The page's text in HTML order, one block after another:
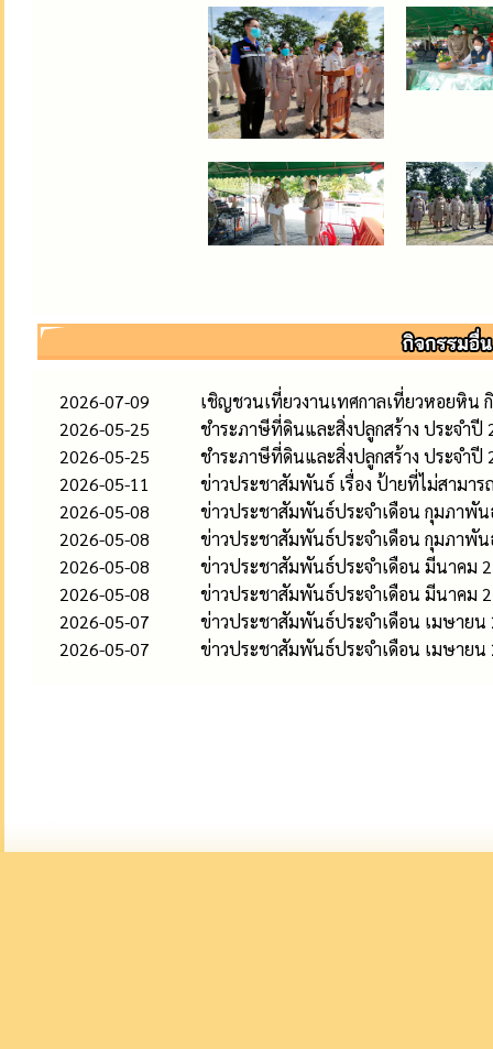
2026-07-09
เชิญชวนเที่ยวงานเทศกาลเที่ยวหอยหิน
2026-05-25
ชำระภาษีที่ดินและสิ่งปลูกสร้าง ประจำปี
2026-05-25
ชำระภาษีที่ดินและสิ่งปลูกสร้าง ประจำปี
2026-05-11
ข่าวประชาสัมพันธ์ เรื่อง ป้ายที่ไม่สามา
2026-05-08
ข่าวประชาสัมพันธ์ประจำเดือน กุมภาพัน
2026-05-08
ข่าวประชาสัมพันธ์ประจำเดือน กุมภาพัน
2026-05-08
ข่าวประชาสัมพันธ์ประจำเดือน มีนาคม
2026-05-08
ข่าวประชาสัมพันธ์ประจำเดือน มีนาคม
2026-05-07
ข่าวประชาสัมพันธ์ประจำเดือน เมษายน
2026-05-07
ข่าวประชาสัมพันธ์ประจำเดือน เมษายน